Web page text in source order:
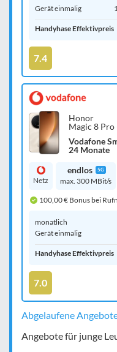
Gerät einmalig
Handyhase Effektivpreis
7.4
Honor
Magic 8 Pro
Vodafone
24 Monate
Netz
endlos 5G
max. 300 MBit/s
100,00 € Bonus bei
monatlich
Gerät einmalig
Handyhase Effektivpreis
7.0
Abgelaufene
Angebote für junge